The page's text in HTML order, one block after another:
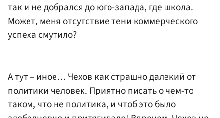
так и не добрался до юго-запада, где школа.
Может, меня отсутствие тени коммерческого
успеха смутило?
А тут – иное… Чехов как страшно далекий от
политики человек. Приятно писать о чем-то
таком, что не политика, и чтоб это было